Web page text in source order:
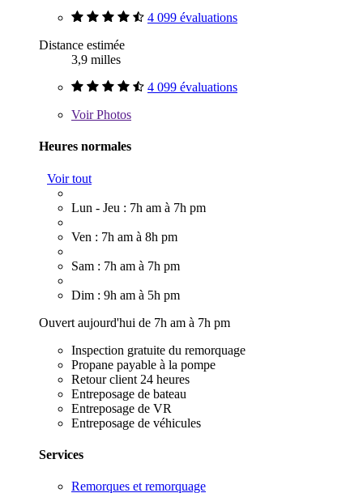
4 099 évaluations
Distance estimée
3,9 milles
4 099 évaluations
VoirPhotos
Heures normales
Voir tout
Lun - Jeu : 7h am à 7h pm
Ven : 7h am à 8h pm
Sam : 7h am à 7h pm
Dim : 9h am à 5h pm
Ouvert aujourd'hui de 7h am à 7h pm
Inspection gratuite du remorquage
Propane payable à la pompe
Retour client 24 heures
Entreposage de bateau
Entreposage de VR
Entreposage de véhicules
Services
Remorques et remorquage